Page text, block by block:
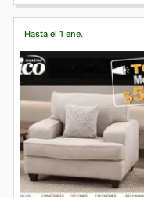
Hasta el 1 ene.